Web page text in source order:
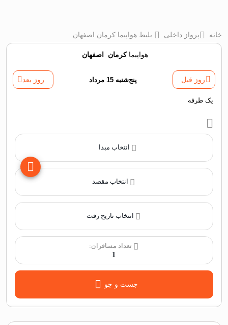
خانه پرواز داخلی بلیط هواپیما کرمان اصفهان
هواپیماکرمان اصفهان
روز قبل پنج‌شنبه 15 مرداد روز بعد
یک طرفه
انتخاب مبدا
انتخاب مقصد
تعداد مسافران:
1
جست و جو